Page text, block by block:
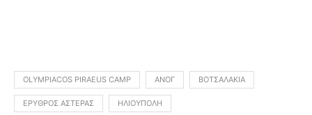
OLYMPIACOS PIRAEUS CAMP ΑΝΟΓ ΒΟΤΣΑΛΆΚΙΑ
ΕΡΥΘΡΌΣ ΑΣΤΈΡΑΣ ΗΛΙΟΎΠΟΛΗ